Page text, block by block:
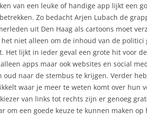
van een leuke of handige app lijkt een
Zo bedacht Arjen Lubach de
uit Den Haag als cartoons moet
niet alleen om de inhoud van de
Het lijkt in ieder geval een grote hit voor
apps maar ook websites en social
oud naar de stembus te krijgen. Verder
waar je meer te weten komt over hun
van links tot rechts zijn er genoeg
om een goede keuze te kunnen maken